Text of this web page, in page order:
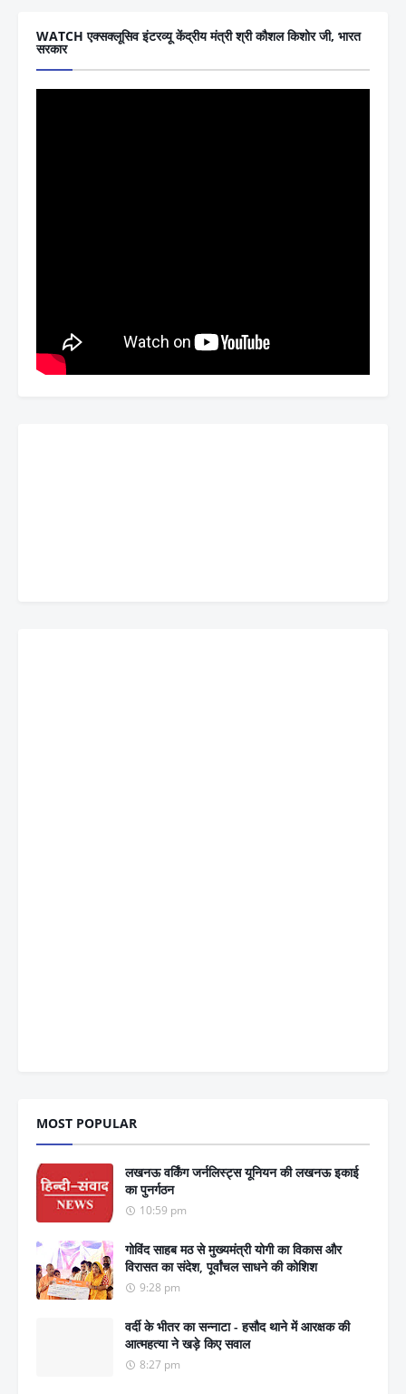
WATCH एक्सक्लूसिव इंटरव्यू केंद्रीय मंत्री श्री कौशल किशोर जी, भारत
सरकार
MOST POPULAR
लखनऊ वर्किंग जर्नलिस्ट्स यूनियन की लखनऊ इकाई
का पुनर्गठन
10:59 pm
गोविंद साहब मठ से मुख्यमंत्री योगी का विकास और
विरासत का संदेश, पूर्वांचल साधने की कोशिश
9:28 pm
वर्दी के भीतर का सन्नाटा - हसौद थाने में आरक्षक की
आत्महत्या ने खड़े किए सवाल
8:27 pm